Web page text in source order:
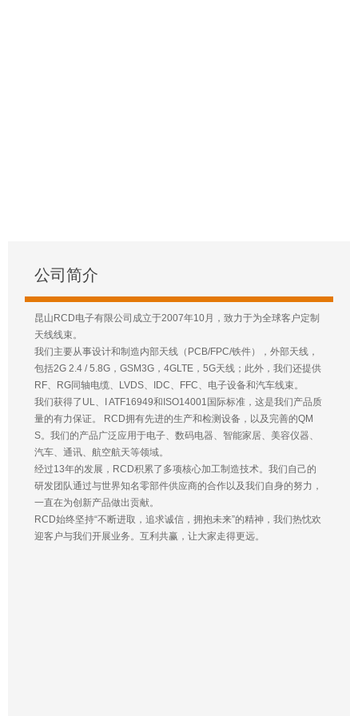
公司简介
昆山RCD电子有限公司成立于2007年10月，致力于为全球客户定制
天线线束。
我们主要从事设计和制造内部天线（PCB/FPC/铁件），外部天线，
包括2G 2.4 / 5.8G，GSM3G，4GLTE，5G天线；此外，我们还提供
RF、RG同轴电缆、LVDS、IDC、FFC、电子设备和汽车线束。
我们获得了UL、I ATF16949和ISO14001国际标准，这是我们产品质
量的有力保证。 RCD拥有先进的生产和检测设备，以及完善的QM
S。我们的产品广泛应用于电子、数码电器、智能家居、美容仪器、
汽车、通讯、航空航天等领域。
经过13年的发展，RCD积累了多项核心加工制造技术。我们自己的
研发团队通过与世界知名零部件供应商的合作以及我们自身的努力，
一直在为创新产品做出贡献。
RCD始终坚持“不断进取，追求诚信，拥抱未来”的精神，我们热忱欢
迎客户与我们开展业务。互利共赢，让大家走得更远。